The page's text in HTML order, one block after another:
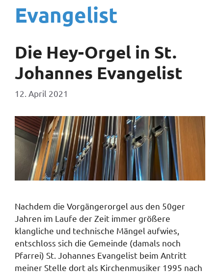
Evangelist
Die Hey-Orgel in St.
Johannes Evangelist
12. April 2021
Nachdem die Vorgängerorgel aus den 50ger
Jahren im Laufe der Zeit immer größere
klangliche und technische Mängel aufwies,
entschloss sich die Gemeinde (damals noch
Pfarrei) St. Johannes Evangelist beim Antritt
meiner Stelle dort als Kirchenmusiker 1995 nach